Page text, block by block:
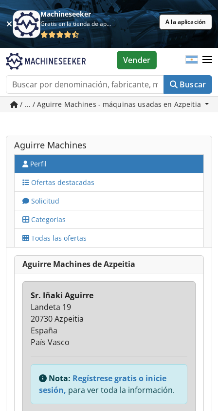
Machineseeker
Gratis en la tienda de aplicaciones A la aplicación
Buscar
Vender
/ ... / Aguirre Machines - máquinas usadas en Azpeitia
Aguirre Machines
Perfil
Ofertas destacadas
Solicitud
Categorías
Todas las ofertas
Aguirre Machines de Azpeitia
Sr. Iñaki Aguirre
Landeta 19
20730 Azpeitia
España
País Vasco
Nota: Regístrese gratis o inicie
sesión, para ver toda la información.